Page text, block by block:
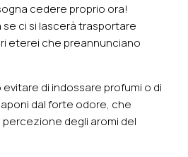
cedere proprio ora!
se ci si lascerà trasportare
eterei che preannunciano
evitare di indossare profumi o di
dal forte odore, che
degli aromi del